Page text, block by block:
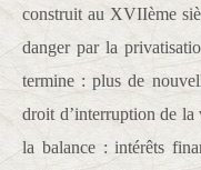
construit au XVIIème
danger par la
termine : plus de
droit d’interruption de la
la balance : intérêts